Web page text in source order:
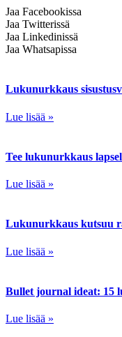
Jaa Facebookissa
Jaa Twitterissä
Jaa Linkedinissä
Jaa Whatsapissa
Lukunurkkaus
Lue lisää »
Tee lukunurkkaus
Lue lisää »
Lukunurkkaus kutsuu
Lue lisää »
Bullet journal ideat: 15
Lue lisää »